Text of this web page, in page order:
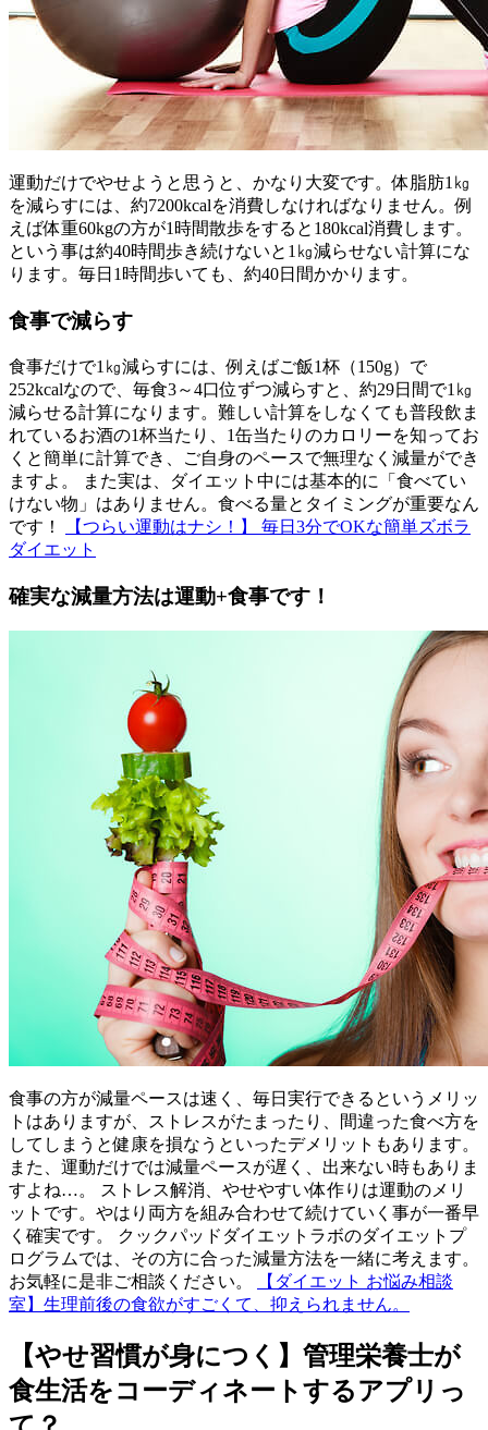
運動だけでやせようと思うと、かなり大変です。体脂肪1㎏
を減らすには、約7200kcalを消費しなければなりません。例
えば体重60kgの方が1時間散歩をすると180kcal消費します。
という事は約40時間歩き続けないと1㎏減らせない計算にな
ります。毎日1時間歩いても、約40日間かかります。
食事で減らす
食事だけで1㎏減らすには、例えばご飯1杯（150g）で
252kcalなので、毎食3～4口位ずつ減らすと、約29日間で1㎏
減らせる計算になります。難しい計算をしなくても普段飲ま
れているお酒の1杯当たり、1缶当たりのカロリーを知ってお
くと簡単に計算でき、ご自身のペースで無理なく減量ができ
ますよ。 また実は、ダイエット中には基本的に「食べてい
けない物」はありません。食べる量とタイミングが重要なん
です！
【つらい運動はナシ！】 毎日3分でOKな簡単ズボラ
ダイエット
確実な減量方法は運動+食事です！
食事の方が減量ペースは速く、毎日実行できるというメリッ
トはありますが、ストレスがたまったり、間違った食べ方を
してしまうと健康を損なうといったデメリットもあります。
また、運動だけでは減量ペースが遅く、出来ない時もありま
すよね…。 ストレス解消、やせやすい体作りは運動のメリ
ットです。やはり両方を組み合わせて続けていく事が一番早
く確実です。 クックパッドダイエットラボのダイエットプ
ログラムでは、その方に合った減量方法を一緒に考えます。
お気軽に是非ご相談ください。
【ダイエット お悩み相談
室】生理前後の食欲がすごくて、抑えられません。
【やせ習慣が身につく】管理栄養士が
食生活をコーディネートするアプリっ